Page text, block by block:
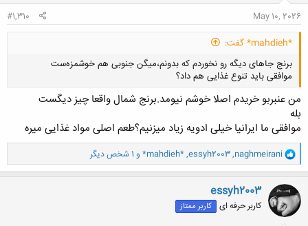
May 10, 2026
#1,310
*mahdieh* گفت:
برنج جاهای دیگه رو نخوردم که بدونم،میگن جنوبی هم خوشمزه‌ست
موافقی باید تنوع غذایی هم داد؟
کلیک کنید تا باز شود...
من عنبربو خریدم اصلا خوشم نیومد.برنج شمال واقعا چیز دیگست
بله
موافقی ما ایرانیا خیلی ادویه زیاد میزنیم؟طعم اصلی مواد غذایی میره
و
ا
ک
ن
ش
ه
ا
naghmeirani
,
essyh2003
,
*mahdieh* و 1 شخص دیگر
essyh2003
کاربر حرفه ای کاربر ممتاز